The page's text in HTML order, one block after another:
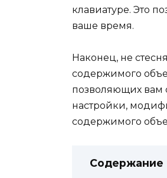
клавиатуре. Это
ваше время.
Наконец, не
содержимого
позволяющих вам
настройки,
содержимого
Содержание